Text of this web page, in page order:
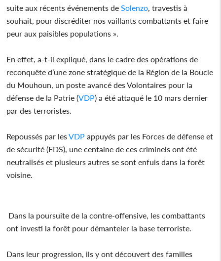
suite aux récents événements de Solenzo , travestis à
souhait, pour discréditer nos vaillants combattants et faire
peur aux paisibles populations ».
En effet, a-t-il expliqué, dans le cadre des opérations de
reconquête d’une zone stratégique de la Région de la Boucle
du Mouhoun, un poste avancé des Volontaires pour la
défense de la Patrie (VDP) a été attaqué le 10 mars dernier
par des terroristes.
Repoussés par lesVDP appuyés par les Forces de défense et
de sécurité (FDS), une centaine de ces criminels ont été
neutralisés et plusieurs autres se sont enfuis dans la forêt
voisine.
Dans la poursuite de la contre-offensive, les combattants
ont investi la forêt pour démanteler la base terroriste.
Dans leur progression, ils y ont découvert des familles